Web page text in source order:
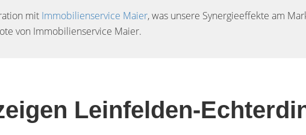
mit Immobilienservice Maier, was unsere Synergieeffekte am
von Immobilienservice Maier.
Leinfelden-